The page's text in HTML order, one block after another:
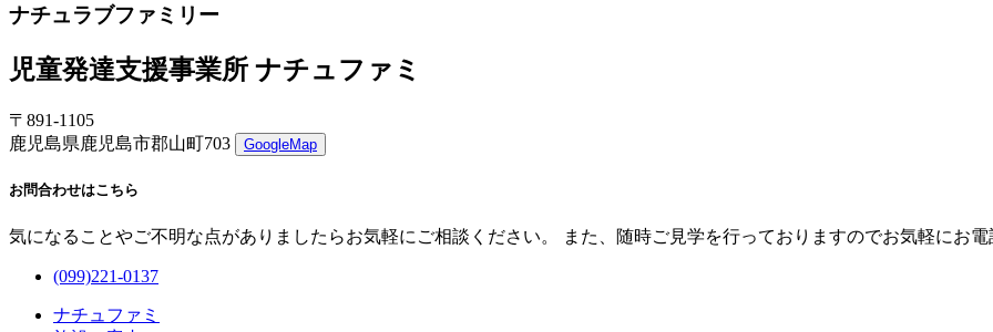
ナチュラブファミリー
児童発達支援事業所 ナチュファミ
〒891-1105
鹿児島県鹿児島市郡山町703
GoogleMap
お問合わせはこちら
気になることやご不明な点がありましたらお気軽にご相談ください。 また、随時ご見学を行っておりますのでお気軽にお電
(099)221-0137
ナチュファミ